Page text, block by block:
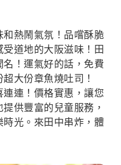
熱鬧氣氛！品嚐酥脆
道地的大阪滋味！田
！運氣好的話，免費
大份章魚燒吐司！
連連！價格實惠，讓您
供豐富的兒童服務，
光。來田中串炸，體